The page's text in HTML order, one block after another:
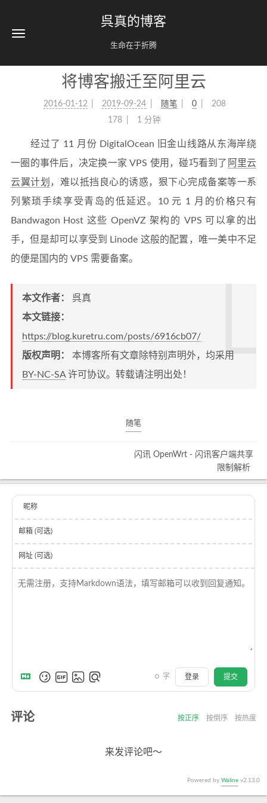
呉真的博客
生命在于折腾
将博客搬迁至阿里云
2016-01-12 2019-09-24 随笔 0
208
178
1 分钟
经过了 11 月份 DigitalOcean 旧金山线路从东海岸绕
一圈的事件后，决定换一家 VPS 使用，碰巧看到了 阿里云
云翼计划 ，难以抵挡良心的诱惑，狠下心完成备案等一系
列繁琐手续享受青岛的低延迟。10 元 1 月的价格只有
Bandwagon Host 这些 OpenVZ 架构的 VPS 可以拿的出
手，但是却可以享受到 Linode 这般的配置，唯一美中不足
的便是国内的 VPS 需要备案。
本文作者： 呉真
本文链接：
https://blog.kuretru.com/posts/6916cb07/
版权声明： 本博客所有文章除特别声明外，均采用
BY-NC-SA许可协议。转载请注明出处！
随笔
闪讯 OpenWrt - 闪讯客户端共享
限制解析
昵称
邮箱 (可选)
网址 (可选)
0 字 登录 提交
评论 按正序 按倒序 按热度
来发评论吧～
Powered by Waline v2.13.0